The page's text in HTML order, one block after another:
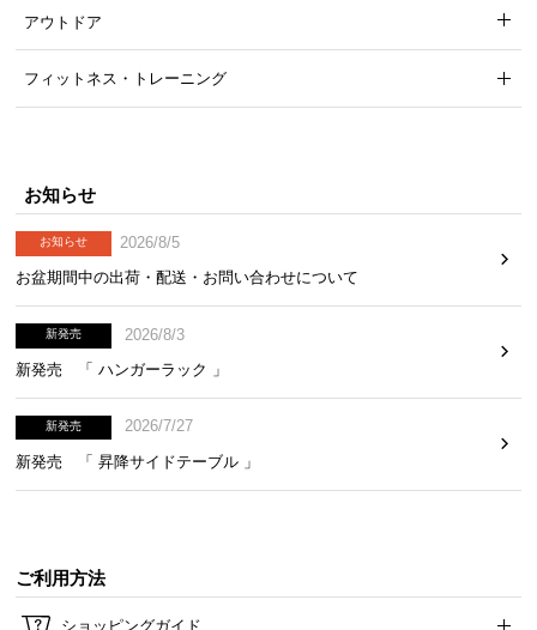
アウトドア
フィットネス・トレーニング
お知らせ
お知らせ
2026/8/5
お盆期間中の出荷・配送・お問い合わせについて
新発売
2026/8/3
新発売 「 ハンガーラック 」
新発売
2026/7/27
新発売 「 昇降サイドテーブル 」
ご利用方法
ショッピングガイド